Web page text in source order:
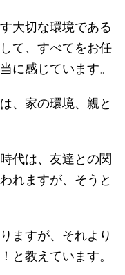
大切な環境である
て、すべてをお任
に感じています。
、家の環境、親と
代は、友達との関
れますが、そうと
ますが、それより
と教えています。